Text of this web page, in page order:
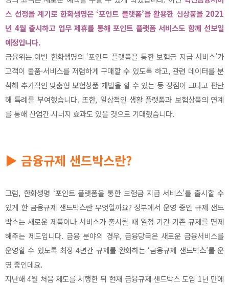
스 선정을 계기로 한화생명은 ‘포인트 플랫폼’을 활용한 신상품을 2021
년 4월 출시하고 업무 제휴를 통해 포인트 플랫폼 서비스도 함께 선보일
예정입니다.
금융위는 이번 한화생명의 ‘포인트 플랫폼을 통한 보험금 지급 서비스’가
고객이 물품·서비스를 저렴하게 구매할 수 있도록 하고, 관련 데이터를 분
석해 추가적인 맞춤형 보험상품 개발을 할 수 있는 등 장점이 크다고 판단
해 특례를 부여했습니다. 또한, 일상적인 생활 플랫폼과 보험상품의 연계
를 통해 산업간 시너지 효과도 있을 것으로 기대했습니다.
▶ 금융규제 샌드박스란?
그럼, 한화생명 ‘포인트 플랫폼을 통한 보험금 지급 서비스’를 출시할 수
있게 한 금융규제 샌드박스란 무엇일까요? 정부에서 운영 중인 규제 샌드
박스는 새로운 제품이나 서비스가 출시될 때 일정 기간 기존 규제를 면제
해주는 제도입니다. 금융 분야의 경우, 금융당국은 새로운 금융서비스를
운영할 수 있도록 최장 4년간 규제를 완화하는 ‘금융규제 샌드박스’를 운
영 중인데요.
지난해 4월 처음 제도를 시행한 뒤 현재 금융규제 샌드박스 도입 1년 만에